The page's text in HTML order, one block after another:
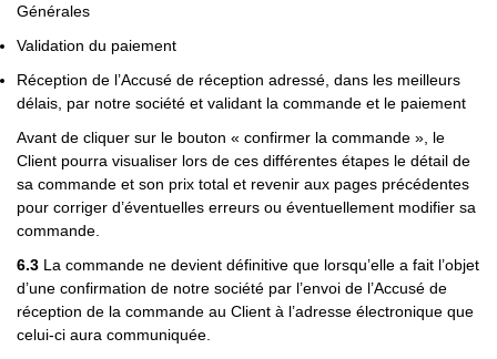
Générales
Validation du paiement
Réception de l’Accusé de réception adressé, dans les meilleurs
délais, par notre société et validant la commande et le paiement
Avant de cliquer sur le bouton « confirmer la commande », le
Client pourra visualiser lors de ces différentes étapes le détail de
sa commande et son prix total et revenir aux pages précédentes
pour corriger d’éventuelles erreurs ou éventuellement modifier sa
commande.
6.3 La commande ne devient définitive que lorsqu’elle a fait l’objet
d’une confirmation de notre société par l’envoi de l’Accusé de
réception de la commande au Client à l’adresse électronique que
celui-ci aura communiquée.